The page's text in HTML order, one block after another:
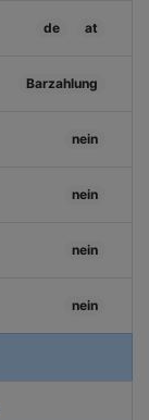
de at
Barzahlung
nein
nein
nein
nein